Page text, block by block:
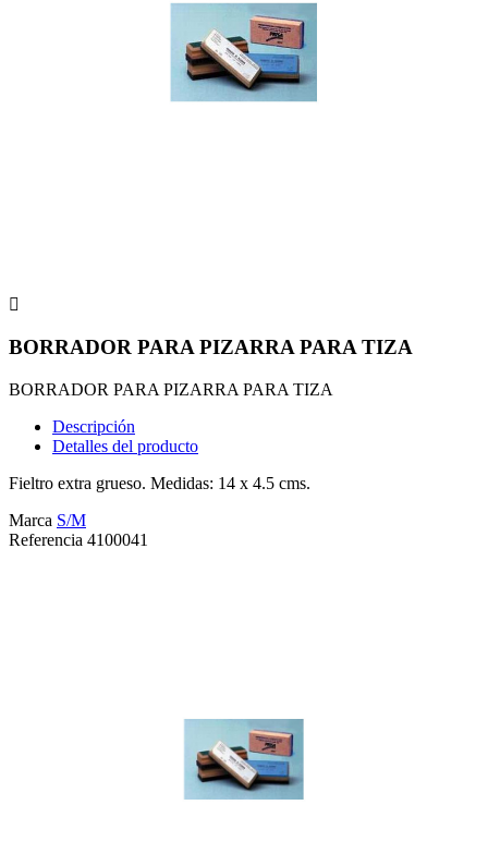

BORRADOR PARA PIZARRA PARA TIZA
BORRADOR PARA PIZARRA PARA TIZA
Descripción
Detalles del producto
Fieltro extra grueso. Medidas: 14 x 4.5 cms.
Marca S/M
Referencia 4100041